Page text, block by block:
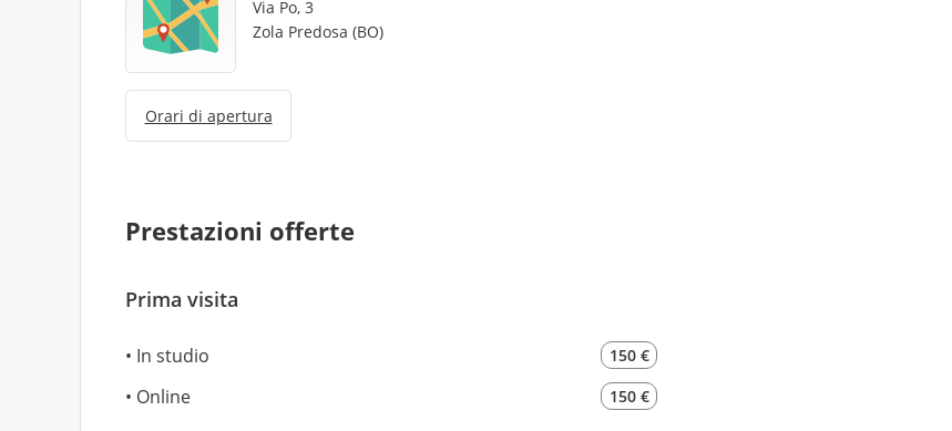
Via Po, 3
Zola Predosa (BO)
Orari di apertura
Prestazioni offerte
Prima visita
In studio 150 €
Online 150 €